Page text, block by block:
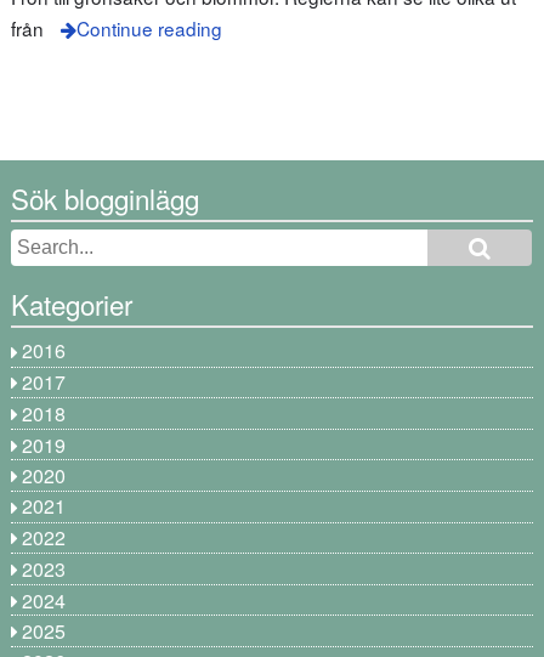
från
Continue reading
Sök blogginlägg
Kategorier
2016
2017
2018
2019
2020
2021
2022
2023
2024
2025